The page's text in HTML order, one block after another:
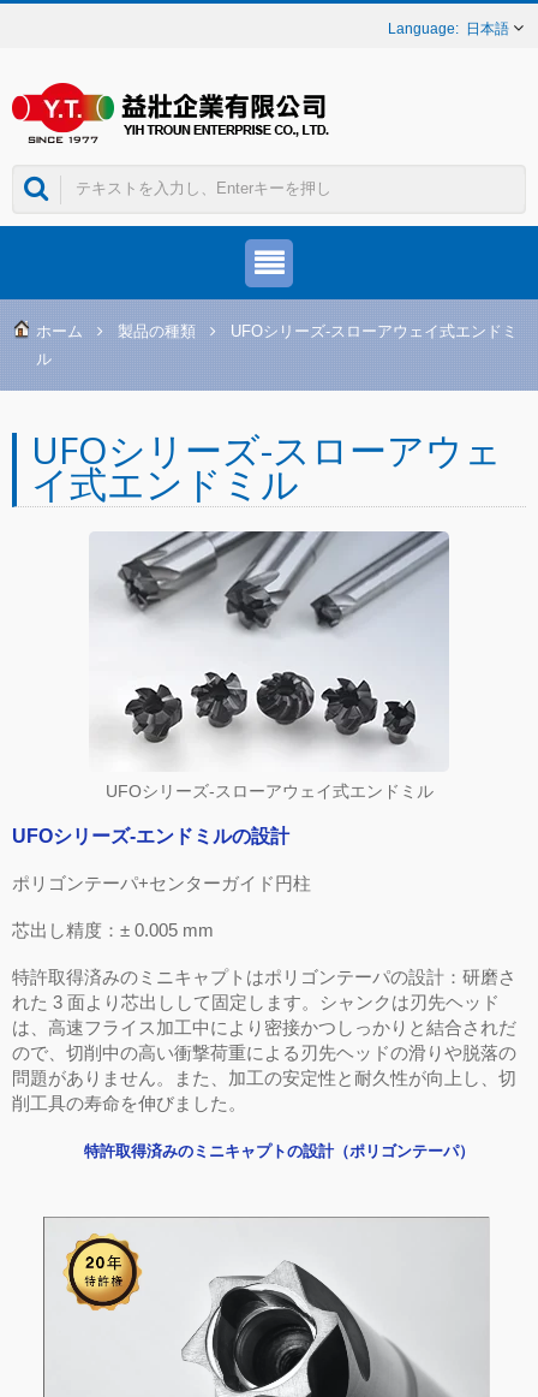
日本語
ホーム 製品の種類
UFOシリーズ-スローアウェイ式エンドミ
ル
UFOシリーズ-スローアウェ
イ式エンドミル
UFOシリーズ-スローアウェイ式エンドミル
UFOシリーズ-エンドミルの設計
ポリゴンテーパ+センターガイド円柱
芯出し精度： ± 0.005 mm
特許取得済みのミニキャプトはポリゴンテーパの設計：研磨さ
れた 3 面より芯出しして固定します。シャンクは刃先ヘッド
は、高速フライス加工中により密接かつしっかりと結合されだ
ので、切削中の高い衝撃荷重による刃先ヘッドの滑りや脱落の
問題がありません。また、加工の安定性と耐久性が向上し、切
削工具の寿命を伸びました。
特許取得済みのミニキャプトの設計（ポリゴンテーパ）